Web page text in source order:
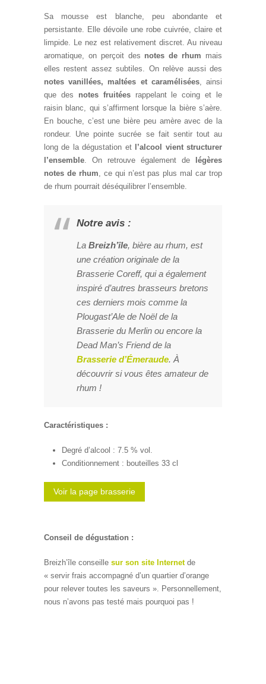
Sa mousse est blanche, peu abondante et
persistante. Elle dévoile une robe cuivrée, claire et
limpide. Le nez est relativement discret. Au niveau
aromatique, on perçoit des notes de rhum mais
elles restent assez subtiles. On relève aussi des
notes vanillées, maltées et caramélisées, ainsi
que des notes fruitéesrappelant le coing et le
raisin blanc, qui s’affirment lorsque la bière s’aère.
En bouche, c’est une bière peu amère avec de la
rondeur. Une pointe sucrée se fait sentir tout au
long de la dégustation et
l’alcool vient structurer
l’ensemble. On retrouve également de
légères
notes de rhum, ce qui n’est pas plus mal car trop
de rhum pourrait déséquilibrer l’ensemble.
Notre avis :
La Breizh’île, bière au rhum, est
une création originale de la
Brasserie Coreff, qui a également
inspiré d’autres brasseurs bretons
ces derniers mois comme la
Plougast’Ale de Noël de la
Brasserie du Merlin ou encore la
Dead Man’s Friend de la
Brasserie d’Émeraude. À
découvrir si vous êtes amateur de
rhum !
Caractéristiques :
Degré d’alcool : 7.5 % vol.
Conditionnement : bouteilles 33 cl
Voir la page brasserie
Conseil de dégustation :
Breizh’île conseille sur son site Internetde
« servir frais accompagné d’un quartier d’orange
pour relever toutes les saveurs ». Personnellement,
nous n’avons pas testé mais pourquoi pas !